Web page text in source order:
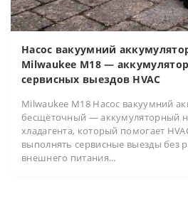
Насос вакуумний
Milwaukee M18 —
сервисных выездов HVAC
Milwaukee M18 Насос вакуумний
бесщёточный — аккумуляторный
хладагента, который помогает
выполнять сервисные выезды без
внешнего питания...